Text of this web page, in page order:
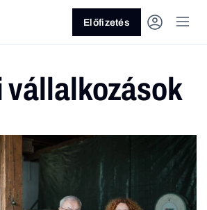
fel a következő
Előfizetés
vállalkozások